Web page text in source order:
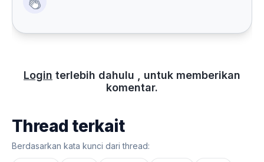
Login terlebih dahulu , untuk memberikan
komentar.
Thread terkait
Berdasarkan kata kunci dari thread: